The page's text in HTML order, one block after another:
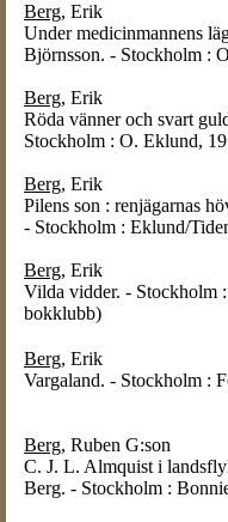
Berg, Erik
Under medicinmannens
Björnsson. - Stockholm :
Berg, Erik
Röda vänner och svart
Stockholm : O. Eklund,
Berg, Erik
Pilens son : renjägarnas
- Stockholm : Eklund/
Berg, Erik
Vilda vidder. - Stockholm
bokklubb)
Berg, Erik
Vargaland. - Stockholm :
Berg, Ruben G:son
C. J. L. Almquist i
Berg. - Stockholm :